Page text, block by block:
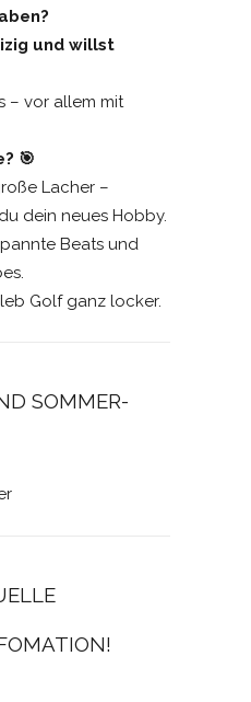
und willst
– vor allem mit
🎯
Lacher –
dein neues Hobby.
Beats und
Golf ganz locker.
SOMMER-